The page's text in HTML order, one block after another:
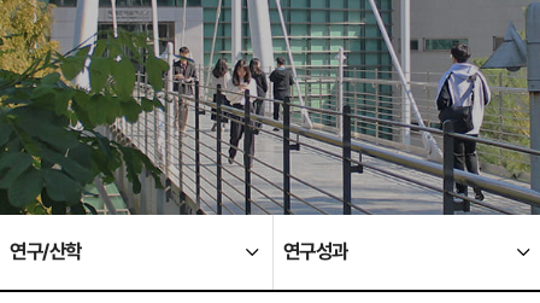
연구/산학 연구성과